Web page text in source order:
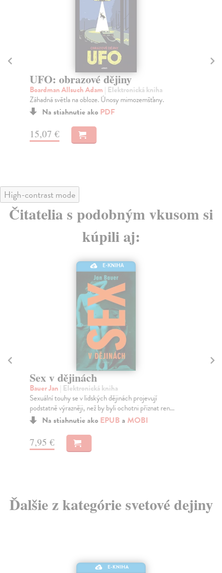
UFO: obrazové dějiny
Boardman Allsuch Adam | Elektronická kniha
Záhadná světla na obloze. Únosy mimozemšťany.
Na stiahnutie ako PDF
15,07 €
High-contrast mode
Čitatelia s podobným vkusom si
kúpili aj:
E-KNIHA
Sex v dějinách
Bauer Jan | Elektronická kniha
Sexuální touhy se v lidských dějinách projevují
podstatně výrazněji, než by byli ochotni přiznat ren...
Na stiahnutie ako EPUB a MOBI
7,95 €
Ďalšie z kategórie svetové dejiny
E-KNIHA